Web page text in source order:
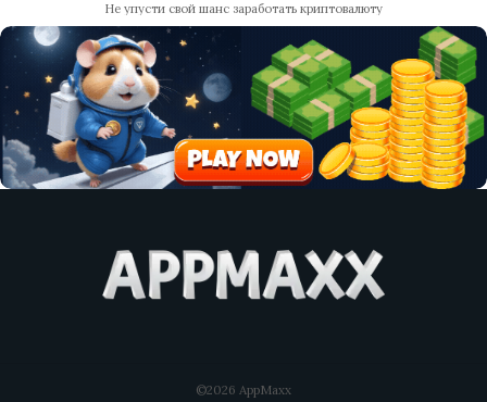
Не упусти свой шанс заработать криптовалюту
©2026 AppMaxx